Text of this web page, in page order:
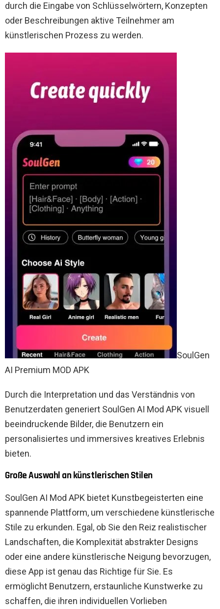
durch die Eingabe von Schlüsselwörtern, Konzepten
oder Beschreibungen aktive Teilnehmer am
künstlerischen Prozess zu werden.
SoulGen
AI Premium MOD APK
Durch die Interpretation und das Verständnis von
Benutzerdaten generiert SoulGen AI Mod APK visuell
beeindruckende Bilder, die Benutzern ein
personalisiertes und immersives kreatives Erlebnis
bieten.
Große Auswahl an künstlerischen Stilen
SoulGen AI Mod APK bietet Kunstbegeisterten eine
spannende Plattform, um verschiedene künstlerische
Stile zu erkunden. Egal, ob Sie den Reiz realistischer
Landschaften, die Komplexität abstrakter Designs
oder eine andere künstlerische Neigung bevorzugen,
diese App ist genau das Richtige für Sie. Es
ermöglicht Benutzern, erstaunliche Kunstwerke zu
schaffen, die ihren individuellen Vorlieben